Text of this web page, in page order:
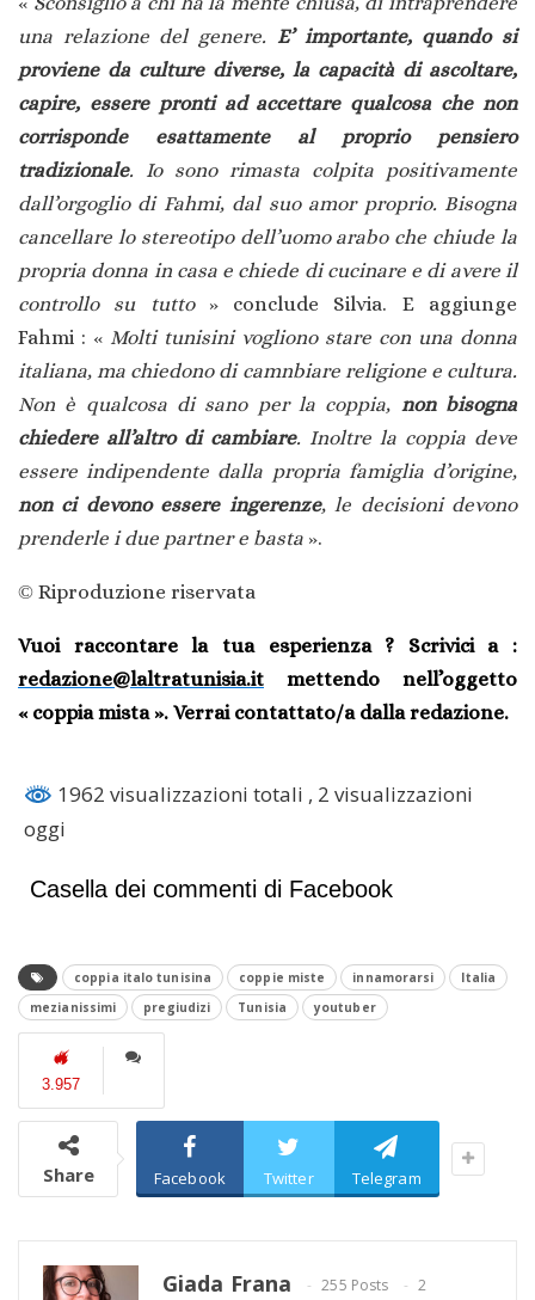
una relazione del genere. E’ importante, quando si
proviene da culture diverse, la capacità di ascoltare,
capire, essere pronti ad accettare qualcosa che non
corrisponde esattamente al proprio pensiero
tradizionale. Io sono rimasta colpita positivamente
dall’orgoglio di Fahmi, dal suo amor proprio. Bisogna
cancellare lo stereotipo dell’uomo arabo che chiude la
propria donna in casa e chiede di cucinare e di avere il
controllo su tutto» conclude Silvia. E aggiunge
Fahmi : « Molti tunisini vogliono stare con una donna
italiana, ma chiedono di camnbiare religione e cultura.
Non è qualcosa di sano per la coppia, non bisogna
chiedere all’altro di cambiare. Inoltre la coppia deve
essere indipendente dalla propria famiglia d’origine,
non ci devono essere ingerenze, le decisioni devono
prenderle i due partner e basta ».
© Riproduzione riservata
Vuoi raccontare la tua esperienza ? Scrivici a :
redazione@laltratunisia.it mettendo nell’oggetto
« coppia mista ». Verrai contattato/a dalla redazione.
1962 visualizzazioni totali , 2 visualizzazioni
oggi
Casella dei commenti di Facebook
coppia italo tunisina coppie miste innamorarsi
Italia
mezianissimi
pregiudizi Tunisia youtuber
3.957
Share Facebook Twitter Telegram
Giada Frana 255 Posts
2